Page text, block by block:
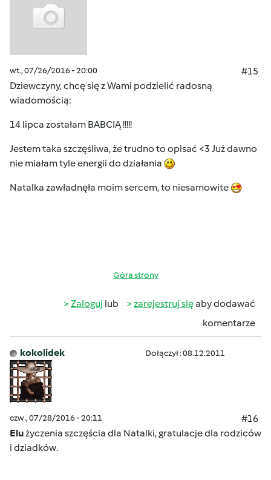
wt., 07/26/2016 - 20:00
#15
Dziewczyny, chcę się z Wami podzielić radosną
wiadomością:
14 lipca zostałam BABCIĄ !!!!!
Jestem taka szczęśliwa, że trudno to opisać <3 Już dawno
nie miałam tyle energii do działania
Natalka zawładnęła moim sercem, to niesamowite
Góra strony
Zaloguj lub zarejestruj sięaby dodawać
komentarze
kokolidek Dołączył : 08.12.2011
czw., 07/28/2016 - 20:11
#16
Elużyczenia szczęścia dla Natalki, gratulacje dla rodziców
i dziadków.